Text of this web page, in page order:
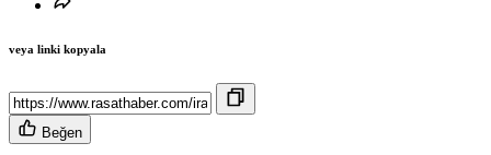
veya linki kopyala
Beğen